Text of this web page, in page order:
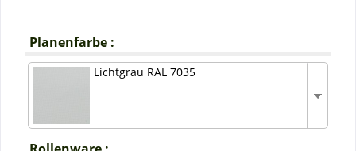
Planenfarbe :
Lichtgrau RAL 7035